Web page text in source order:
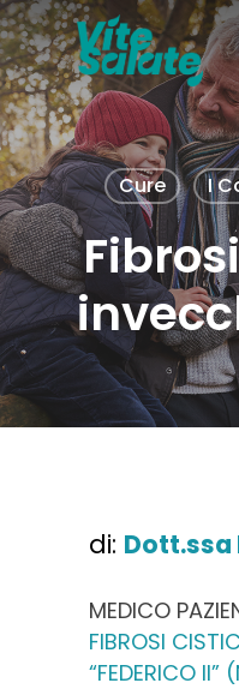
Skip
to
main
content
Cure I
di:
MEDICO
FIBROSI
“FEDERICO II”